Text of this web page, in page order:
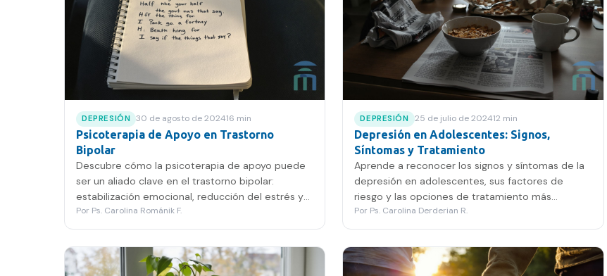
DEPRESIÓN 30 de agosto de 202416 min
Psicoterapia de Apoyo en Trastorno
Bipolar
Descubre cómo la psicoterapia de apoyo puede
ser un aliado clave en el trastorno bipolar:
estabilización emocional, reducción del estrés y
bienestar real.
Por Ps. Carolina Románik F.
DEPRESIÓN 25 de julio de 202412 min
Depresión en Adolescentes: Signos,
Síntomas y Tratamiento
Aprende a reconocer los signos y síntomas de la
depresión en adolescentes, sus factores de
riesgo y las opciones de tratamiento más
efectivas disponibles.
Por Ps. Carolina Derderian R.